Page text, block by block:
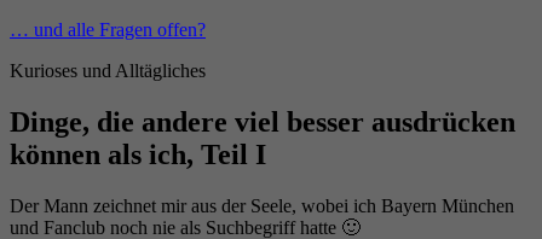
Zum
springen
… und alle Fragen offen?
Kurioses und Alltägliches
Dinge, die andere viel besser ausdrücken
können als ich, Teil I
Der Mann zeichnet mir aus der Seele, wobei ich Bayern München
und Fanclub noch nie als Suchbegriff hatte 🙂